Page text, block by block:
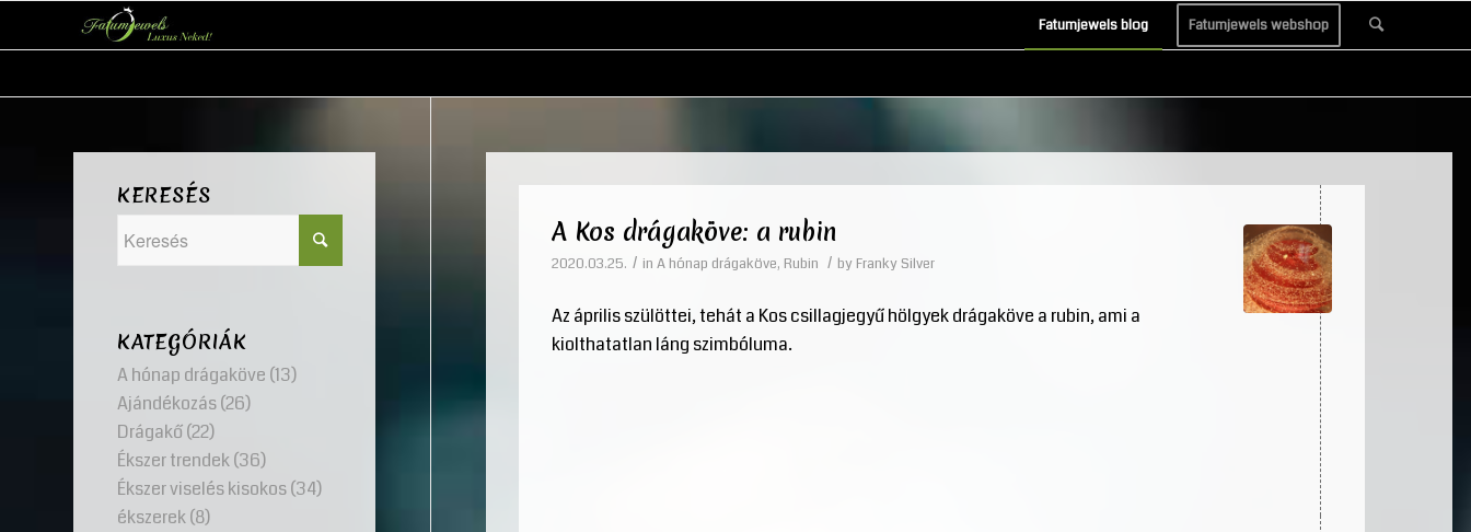
Fatumjewels blog Fatumjewels webshop
A Kos drágaköve: a rubin
2020.03.25. / in A hónap drágaköve, Rubin / by Franky Silver
Az április szülöttei, tehát a Kos csillagjegyű hölgyek drágaköve a rubin, ami a
kiolthatatlan láng szimbóluma.
KERESÉS
KATEGÓRIÁK
A hónap drágaköve (13)
Ajándékozás(26)
Drágakő(22)
Ékszer trendek(36)
Ékszer viselés kisokos(34)
ékszerek(8)